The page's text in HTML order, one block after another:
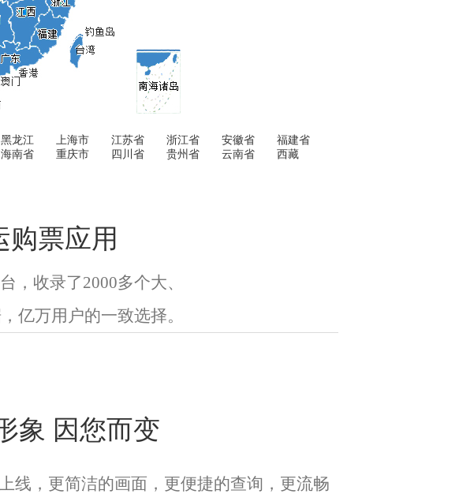
黑龙江 上海市 江苏省 浙江省 安徽省
福建省
海南省 重庆市 四川省 贵州省 云南省
西藏
购票应用
，收录了2000多个大、
亿万用户的一致选择。
象 因您而变
线，更简洁的画面，更便捷的查询，更流畅